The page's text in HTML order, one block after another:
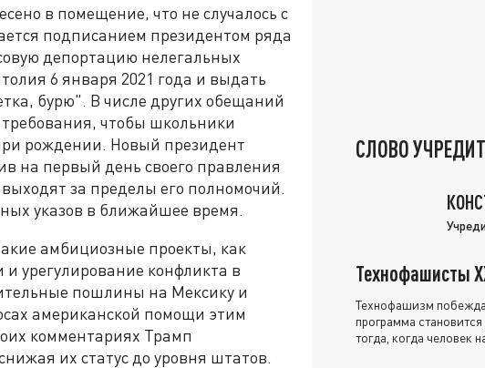
в помещение, что не случалось с
подписанием президентом ряда
депортацию нелегальных
6 января 2021 года и выдать
бурю". В числе других обещаний
чтобы школьники
рождении. Новый президент
на первый день своего правления
за пределы его полномочий.
указов в ближайшее время.
амбициозные проекты, как
урегулирование конфликта в
пошлины на Мексику и
американской помощи этим
комментариях Трамп
их статус до уровня штатов.
СЛОВО
Технофашисты
Технофашизм
программа
тогда, когда человек